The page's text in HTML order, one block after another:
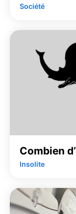
Société
Combien
Insolite